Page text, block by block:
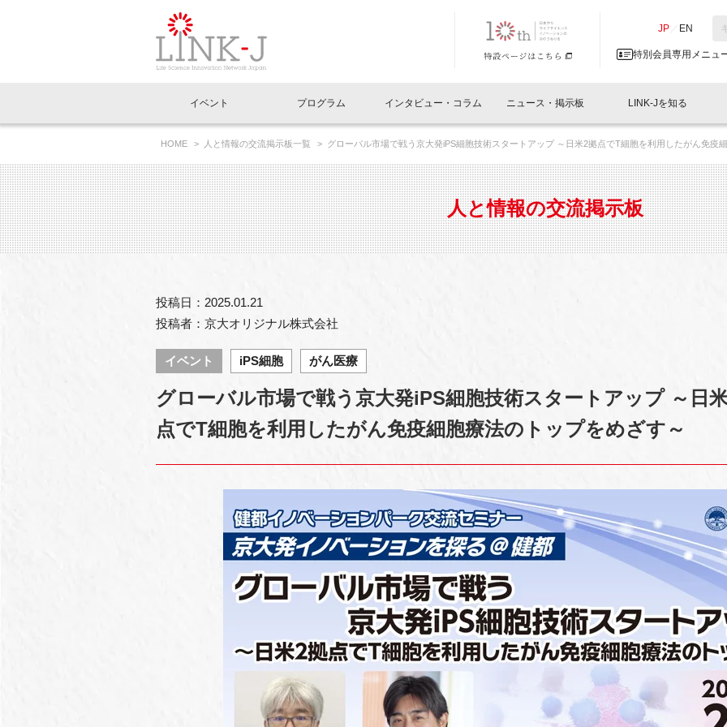
JP EN
特別会員専用メニュ
イベントお知らせメール登録
閉じる
イベント
イベント一覧
LINK-J主催・共催 特別会員開催
LINK-J協賛・協力 出展・参加
イベントレポート一覧
LINK-J主催・共催
LINK-J協賛・協力
プログラム
Out of Box相談室 What's "UNIKORN"？
インタビュー・コラム
インタビュー・コラム一覧
スペシャルインタビュー ベンチャーインタビュー 会報
連載コラム サポーターコラム 日本
ニュース・掲示板
ニュース一覧
トピック プレスリリース
メディア情報 海外関連
協賛・協力
人と情報の交流掲示板一覧
会員プレスリリース
募集
LINK-Jを知る
理事長挨拶 Why in Nihonbashi
国内外連携 サポーター紹介 事業
組織概要 パンフレット GTB
特別会員一覧 特別会員について 入会
専用メニューはこちら
ラウンジ・会議室 オフィス・ラボ 施設
アクセス
HOME 人と情報の交流掲示板一覧 グローバル市場で戦う京大発iPS細胞技術スタートアップ ～日米2拠点でT細胞を利用したがん免疫
人と情報の交流掲示板
投稿日：2025.01.21
投稿者：京大オリジナル株式会社
イベント iPS細胞 がん医療
グローバル市場で戦う京大発iPS細胞技術スタートアップ ～日
点でT細胞を利用したがん免疫細胞療法のトップをめざす～